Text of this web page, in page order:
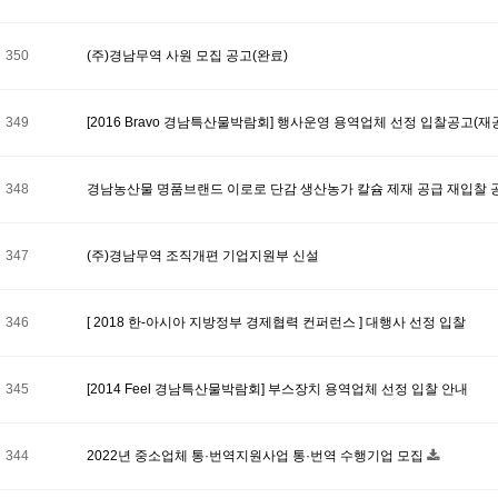
350 (주)경남무역 사원 모집 공고(완료)
349 [2016 Bravo 경남특산물박람회] 행사운영 용역업체 선정 입찰공고(재
348 경남농산물 명품브랜드 이로로 단감 생산농가 칼슘 제재 공급 재입찰
347 (주)경남무역 조직개편 기업지원부 신설
346 [ 2018 한-아시아 지방정부 경제협력 컨퍼런스 ] 대행사 선정 입찰
345 [2014 Feel 경남특산물박람회] 부스장치 용역업체 선정 입찰 안내
344 2022년 중소업체 통·번역지원사업 통·번역 수행기업 모집